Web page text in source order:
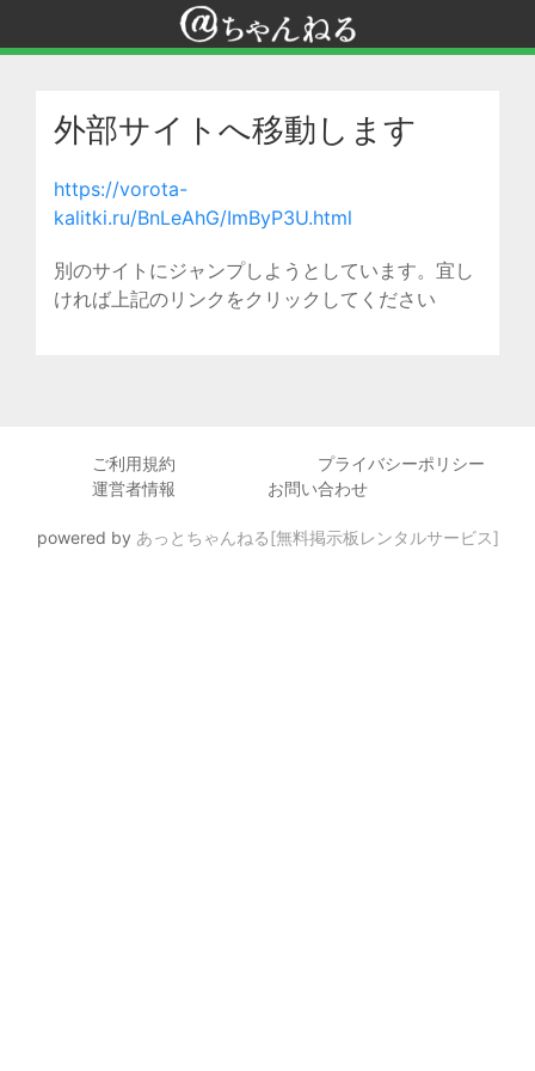
外部サイトへ移動します
https://vorota-
kalitki.ru/BnLeAhG/ImByP3U.html
別のサイトにジャンプしようとしています。宜し
ければ上記のリンクをクリックしてください
ご利用規約
プライバシーポリシー
運営者情報
お問い合わせ
powered by あっとちゃんねる[無料掲示板レンタルサービス]